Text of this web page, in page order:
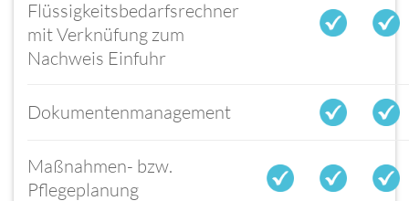
Flüssigkeitsbedarfsrechner
mit Verknüfung zum
Nachweis Einfuhr
Dokumentenmanagement
Maßnahmen- bzw.
Pflegeplanung